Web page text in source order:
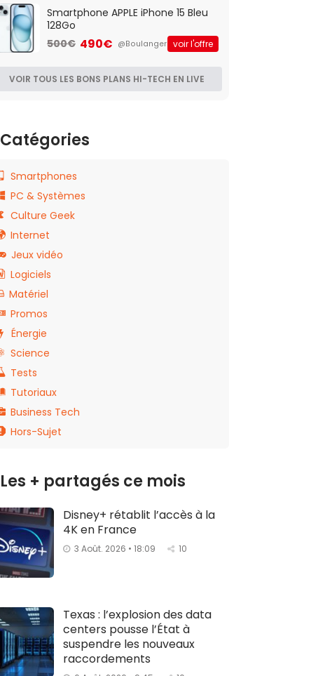
Smartphone APPLE iPhone 15 Bleu
128Go
500€ 490€ @Boulanger voir l'offre
VOIR TOUS LES BONS PLANS HI-TECH EN LIVE
Catégories
Smartphones
PC & Systèmes
Culture Geek
Internet
Jeux vidéo
Logiciels
Matériel
Promos
Énergie
Science
Tests
Tutoriaux
Business Tech
Hors-Sujet
Les + partagés ce mois
Disney+ rétablit l’accès à la
4K en France
3 Août. 2026 • 18:09 10
Texas : l’explosion des data
centers pousse l’État à
suspendre les nouveaux
raccordements